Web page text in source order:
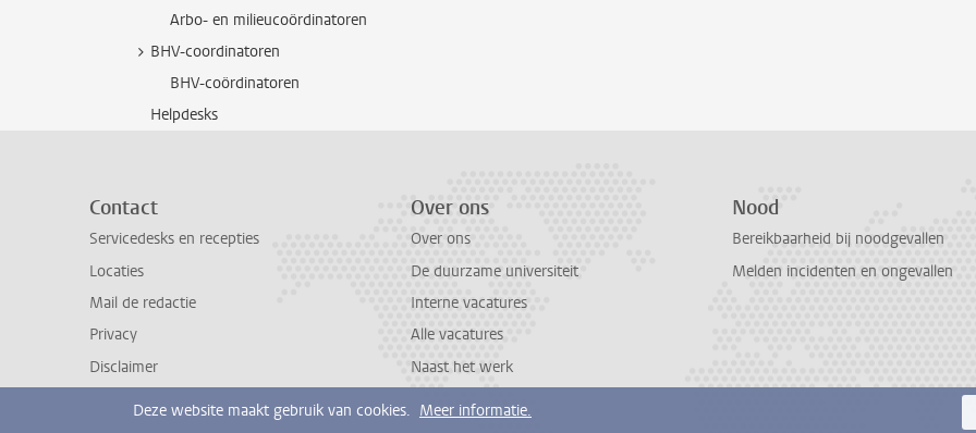
Arbo- en milieucoördinatoren
BHV-coordinatoren
BHV-coördinatoren
Helpdesks
Contact
Servicedesks en recepties
Locaties
Mail de redactie
Privacy
Disclaimer
Over ons
Over ons
De duurzame universiteit
Interne vacatures
Alle vacatures
Naast het werk
Nood
Bereikbaarheid bij noodgevallen
Melden incidenten en ongevallen
Deze website maakt gebruik van cookies. Meer informatie.